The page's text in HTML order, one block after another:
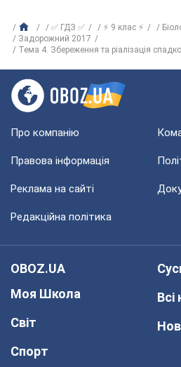
✅ ГДЗ ✅ ⚡ 9 клас ⚡
Задорожний 2017
Тема 4. Збереження та ріалізація
Про компанію
Правова інформація
Реклама на сайті
Редакційна політика
OBOZ.UA
Моя Школа
Світ
Спорт
Всі